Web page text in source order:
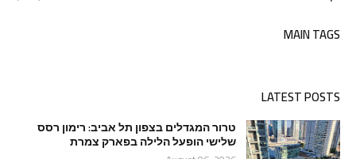
MAIN TAGS
LATEST POSTS
טרור המגדלים בצפון תל אביב: רימון רסס
שלישי הופעל הלילה בפארק צמרת